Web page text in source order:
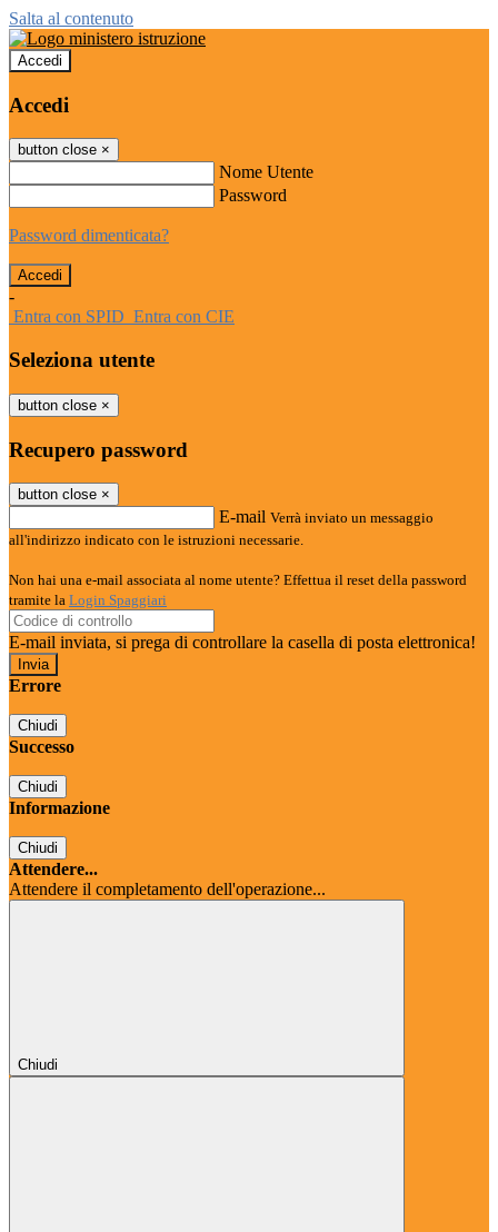
Salta al contenuto
Accedi
Accedi
button close ×
Nome Utente
Password
Password dimenticata?
-
Entra con SPID Entra con CIE
Seleziona utente
button close ×
Recupero password
button close ×
E-mail Verrà inviato un messaggio
all'indirizzo indicato con le istruzioni necessarie.
Non hai una e-mail associata al nome utente? Effettua il reset della password
tramite la Login Spaggiari
E-mail inviata, si prega di controllare la casella di posta elettronica!
Errore
Chiudi
Successo
Chiudi
Informazione
Chiudi
Attendere...
Attendere il completamento dell'operazione...
Chiudi